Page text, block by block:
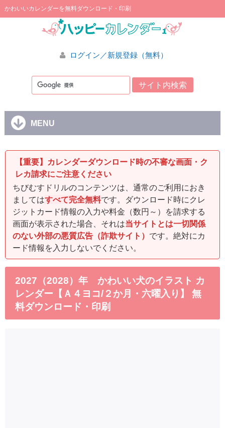
かわいいカレンダーを無料ダウンロード・印刷
ログイン／新規登録（無料）
MENU
【重要】カレンダーダウンロード時の不審な画面・ク
レカ請求にご注意ください
ちびむすドリルのコンテンツは、通常のご利用におき
ましてはすべて完全無料です。ダウンロード時にクレ
ジットカード情報の入力や料金（数円～）を請求する
画面が表示された場合、それは当サイトとは一切関係
のない外部の悪質広告（詐欺サイト） です。絶対にカ
ード情報を入力しないでください。
2027（2028）年 かわいい犬のイラスト カ
レンダー【Ａ４ヨコ/２か月・六曜入り】 無
料ダウンロード・印刷